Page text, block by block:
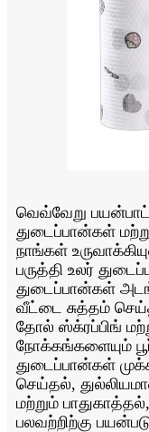
வெவ்வேறு
துடைப்பான்கள்
நாங்கள்
பருத்தி உலர்
துடைப்பான்கள்
வீட்டை சுத்தம்
தோல் ஸ்க்ரப்பிங்
நோக்கங்களையும்
துடைப்பான்கள்
செய்தல்,
மற்றும்
பலவற்றிற்கு